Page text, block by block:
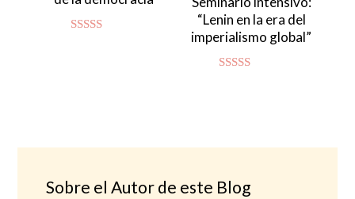
“Lenin en la era del
imperialismo global”
Sobre el Autor de este Blog